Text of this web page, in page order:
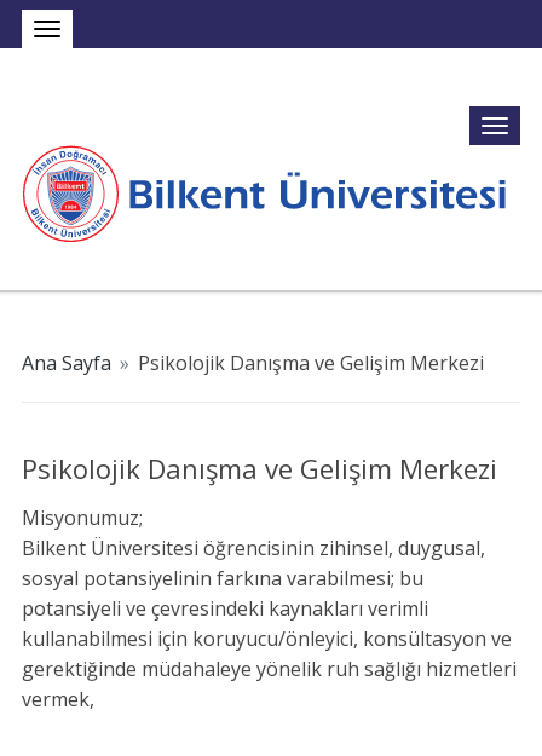
Ana Sayfa » Psikolojik Danışma ve Gelişim Merkezi
Psikolojik Danışma ve Gelişim Merkezi
Misyonumuz;
Bilkent Üniversitesi öğrencisinin zihinsel, duygusal,
sosyal potansiyelinin farkına varabilmesi; bu
potansiyeli ve çevresindeki kaynakları verimli
kullanabilmesi için koruyucu/önleyici, konsültasyon ve
gerektiğinde müdahaleye yönelik ruh sağlığı hizmetleri
vermek,